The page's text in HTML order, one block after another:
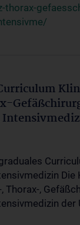
thorax-
Die
Thorax-,
der